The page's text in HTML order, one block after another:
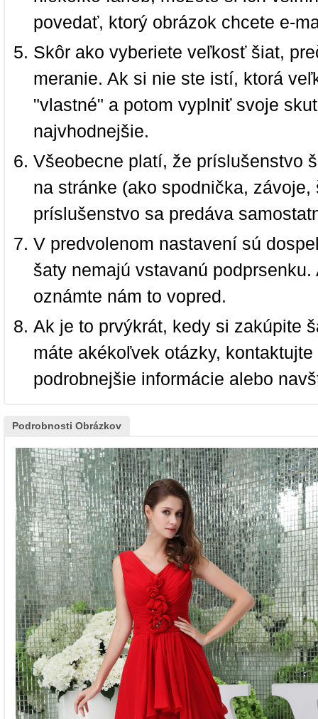
povedať, ktorý obrázok chcete e-
Skôr ako vyberiete veľkosť šiat,
meranie. Ak si nie ste istí, ktorá
"vlastné" a potom vyplniť svoje
najvhodnejšie.
Všeobecne platí, že príslušenstvo
na stránke (ako spodnička,
príslušenstvo sa predáva
V predvolenom nastavení sú
šaty nemajú vstavanú
oznámte nám to vopred.
Ak je to prvýkrát, kedy si zakúpite
máte akékoľvek otázky,
podrobnejšie informácie alebo
Podrobnosti Obrázkov